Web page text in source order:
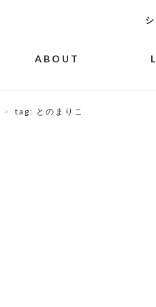
ABOUT
tag: とのまりこ